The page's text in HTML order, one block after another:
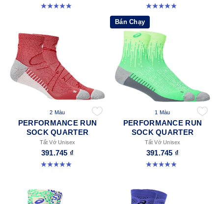
4.9 trong số 5 sao. 56 đánh giá 4.9 trong số 5 sao. 264 đánh giá
2 Màu
PERFORMANCE RUN
SOCK QUARTER
Tất Vớ Unisex
391.745 ₫
4.9 trong số 5 sao. 159 đánh giá
Bán Chạy
1 Màu
PERFORMANCE RUN
SOCK QUARTER
Tất Vớ Unisex
391.745 ₫
4.9 trong số 5 sao. 191 đánh giá